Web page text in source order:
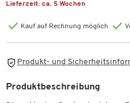
Lieferzeit: ca. 5 Wochen
Kauf auf Rechnung möglich
Produkt- und
Produktbeschreibung